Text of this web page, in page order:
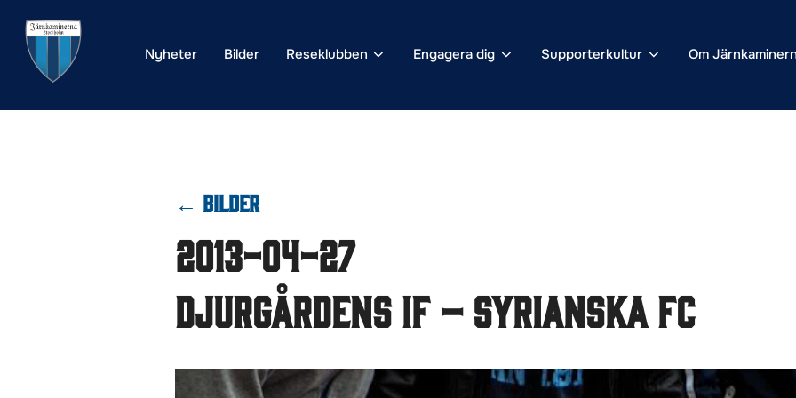
innehåll
Nyheter Bilder Reseklubben Engagera dig Supporterkultur Om
← BILDER
2013-04-27
Djurgårdens IF – Syrianska FC